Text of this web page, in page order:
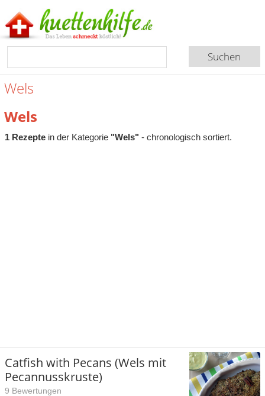
Wels
Wels
1 Rezeptein der Kategorie "Wels" - chronologisch sortiert.
Catfish with Pecans (Wels mit
Pecannusskruste)
9 Bewertungen